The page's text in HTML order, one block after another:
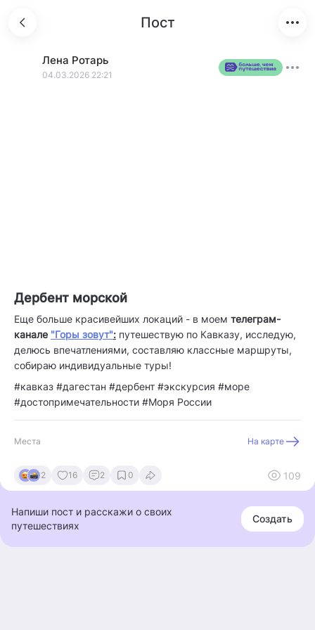
Пост
Лена Ротарь
04.03.2026 22:21
Дербент морской
Еще больше красивейших локаций - в моем телеграм-
канале "Горы зовут": путешествую по Кавказу, исследую,
делюсь впечатлениями, составляю классные маршруты,
собираю индивидуальные туры!
#кавказ #дагестан #дербент #экскурсия #море
#достопримечательности #Моря России
Места На карте
2 16 2 0 109
Напиши пост и расскажи о своих
путешествиях
Создать